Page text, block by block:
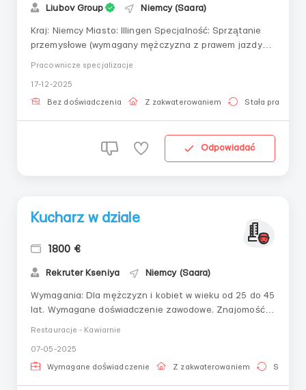
Liubov Group Niemcy (Saara)
Kraj: Niemcy Miasto: Illingen Specjalność: Sprzątanie
przemysłowe (wymagany mężczyzna z prawem jazdy
prawem jazdy B lub (C nie jest konieczne). Obowiązki
pracownika obejmują: przy pomocy specjalnej m...
Pracownicze specjalizacje
17-12-2025
Bez doświadczenia Z zakwaterowaniem Stała praca
Odpowiadać
Kucharz w dziale
1800 €
Rekruter Kseniya Niemcy (Saara)
Wymagania: Dla mężczyzn i kobiet w wieku od 25 do 45
lat. Wymagane doświadczenie zawodowe. Znajomość
paragraf 24. Do obowiązków należy: praca jako kucharz
na gorącej zmianie w barze sushi w przyjaznym z...
Restauracje - Kawiarnie
07-05-2025
Wymagane doświadczenie Z zakwaterowaniem Stała